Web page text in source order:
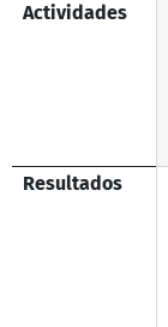
Actividades
Resultados